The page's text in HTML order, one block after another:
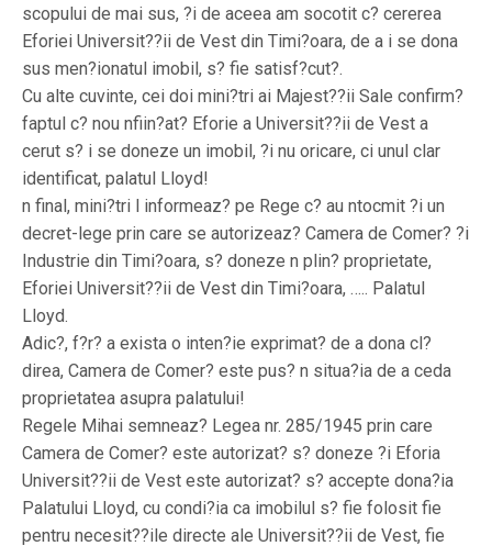
scopului de mai sus, ?i de aceea am socotit c? cererea
Eforiei Universit??ii de Vest din Timi?oara, de a i se dona
sus men?ionatul imobil, s? fie satisf?cut?.
Cu alte cuvinte, cei doi mini?tri ai Majest??ii Sale confirm?
faptul c? nou nfiin?at? Eforie a Universit??ii de Vest a
cerut s? i se doneze un imobil, ?i nu oricare, ci unul clar
identificat, palatul Lloyd!
n final, mini?tri l informeaz? pe Rege c? au ntocmit ?i un
decret-lege prin care se autorizeaz? Camera de Comer? ?i
Industrie din Timi?oara, s? doneze n plin? proprietate,
Eforiei Universit??ii de Vest din Timi?oara, ….. Palatul
Lloyd.
Adic?, f?r? a exista o inten?ie exprimat? de a dona cl?
direa, Camera de Comer? este pus? n situa?ia de a ceda
proprietatea asupra palatului!
Regele Mihai semneaz? Legea nr. 285/1945 prin care
Camera de Comer? este autorizat? s? doneze ?i Eforia
Universit??ii de Vest este autorizat? s? accepte dona?ia
Palatului Lloyd, cu condi?ia ca imobilul s? fie folosit fie
pentru necesit??ile directe ale Universit??ii de Vest, fie